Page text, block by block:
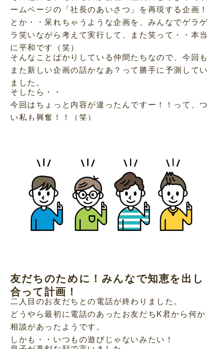
ームページの「社長のあいさつ」を再現する企画！
とか・・呆れちゃうような企画を、みんなでゲラゲ
ラ笑いながら考えて実行して、また笑って・・本当
に平和です（笑）
そんなことばかりしている仲間たちなので、今回も
また新しい企画の話かなあ？って勝手に予測してい
ました。
そしたら・・
今回はちょっと内容が違ったんですー！！って、つ
い私も興奮！！（笑）
友だちのために！みんなで知恵を出し
合って計画！
二人目のお友だちとの電話が終わりました。
どうやら最初に電話のあったお友だちK君から何か
相談があったようです。
しかも・・いつもの遊びじゃないみたい！